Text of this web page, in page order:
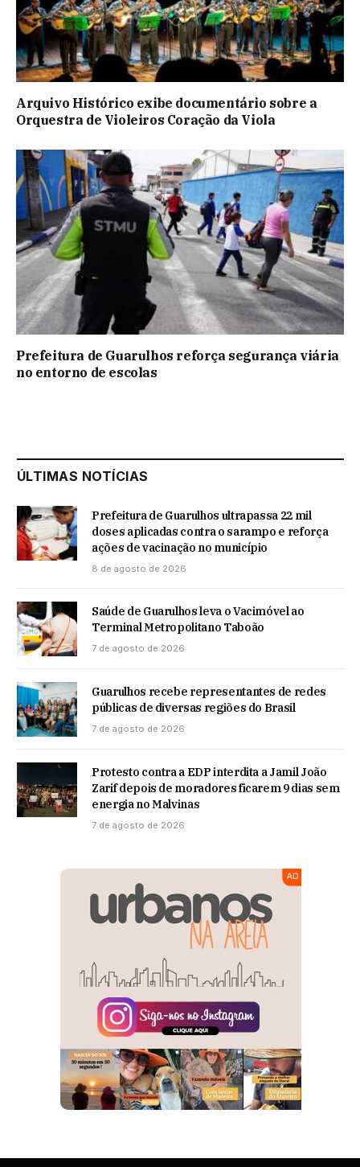
Arquivo Histórico exibe documentário sobre a
Orquestra de Violeiros Coração da Viola
Prefeitura de Guarulhos reforça segurança viária
no entorno de escolas
ÚLTIMAS NOTÍCIAS
Prefeitura de Guarulhos ultrapassa 22 mil
doses aplicadas contra o sarampo e reforça
ações de vacinação no município
8 de agosto de 2026
Saúde de Guarulhos leva o Vacimóvel ao
Terminal Metropolitano Taboão
7 de agosto de 2026
Guarulhos recebe representantes de redes
públicas de diversas regiões do Brasil
7 de agosto de 2026
Protesto contra a EDP interdita a Jamil João
Zarif depois de moradores ficarem 9 dias sem
energia no Malvinas
7 de agosto de 2026